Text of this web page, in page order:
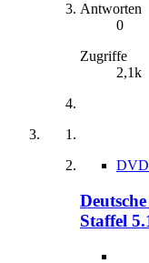
Antworten
0
Zugriffe
2,1k
Staffel